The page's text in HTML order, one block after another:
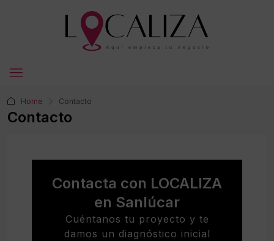
Home Contacto
Contacto
Contacta con LOCALIZA
en Sanlúcar
Cuéntanos tu proyecto y te
damos un diagnóstico inicial